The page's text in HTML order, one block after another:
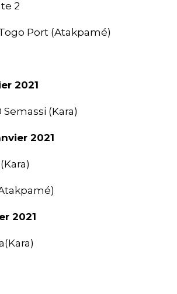
2
Port (Atakpamé)
2021
Semassi (Kara)
2021
2021